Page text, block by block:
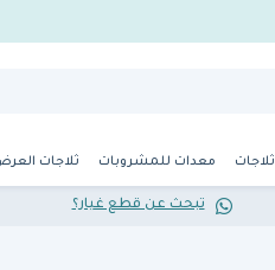
ثلاجات معدات للمشروبات ثلاجات
تبحث عن قطع غيار؟